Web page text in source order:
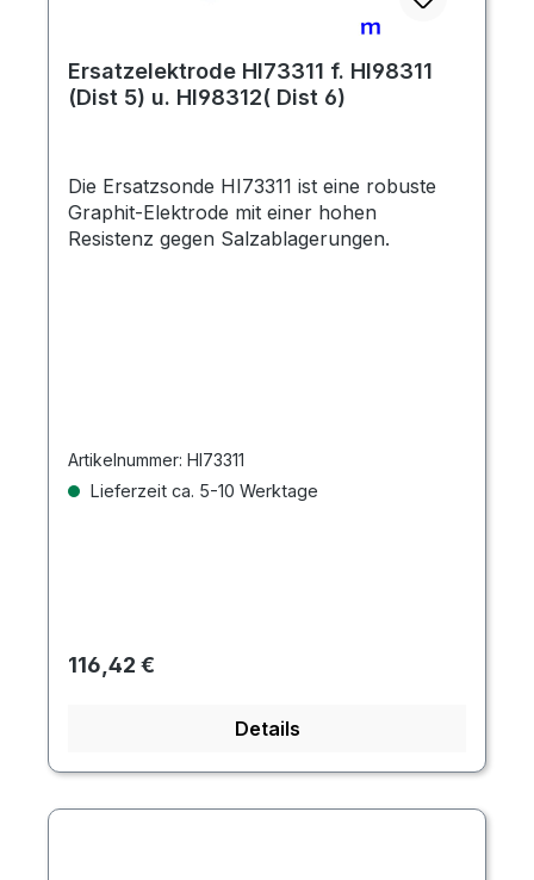
Ersatzelektrode HI73311 f. HI98311
(Dist 5) u. HI98312( Dist 6)
Die Ersatzsonde HI73311 ist eine robuste
Graphit-Elektrode mit einer hohen
Resistenz gegen Salzablagerungen.
Artikelnummer: HI73311
Lieferzeit ca. 5-10 Werktage
Regulärer Preis:
116,42 €
Details